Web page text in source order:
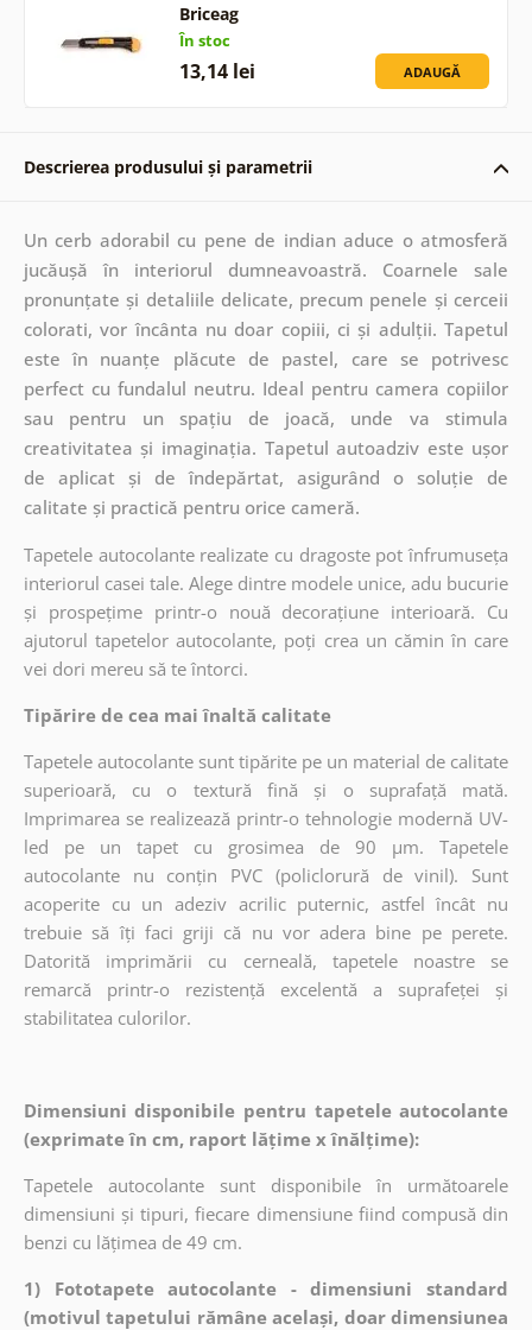
Briceag
În stoc
13,14 lei ADAUGĂ
Descrierea produsului și parametrii
Un cerb adorabil cu pene de indian aduce o atmosferă
jucăușă în interiorul dumneavoastră. Coarnele sale
pronunțate și detaliile delicate, precum penele și cerceii
colorati, vor încânta nu doar copiii, ci și adulții. Tapetul
este în nuanțe plăcute de pastel, care se potrivesc
perfect cu fundalul neutru. Ideal pentru camera copiilor
sau pentru un spațiu de joacă, unde va stimula
creativitatea și imaginația. Tapetul autoadziv este ușor
de aplicat și de îndepărtat, asigurând o soluție de
calitate și practică pentru orice cameră.
Tapetele autocolante realizate cu dragoste pot înfrumuseța
interiorul casei tale. Alege dintre modele unice, adu bucurie
și prospețime printr-o nouă decorațiune interioară. Cu
ajutorul tapetelor autocolante, poți crea un cămin în care
vei dori mereu să te întorci.
Tipărire de cea mai înaltă calitate
Tapetele autocolante sunt tipărite pe un material de calitate
superioară, cu o textură fină și o suprafață mată.
Imprimarea se realizează printr-o tehnologie modernă UV-
led pe un tapet cu grosimea de 90 µm. Tapetele
autocolante nu conțin PVC (policlorură de vinil). Sunt
acoperite cu un adeziv acrilic puternic, astfel încât nu
trebuie să îți faci griji că nu vor adera bine pe perete.
Datorită imprimării cu cerneală, tapetele noastre se
remarcă printr-o rezistență excelentă a suprafeței și
stabilitatea culorilor.
Dimensiuni disponibile pentru tapetele autocolante
(exprimate în cm, raport lățime x înălțime):
Tapetele autocolante sunt disponibile în următoarele
dimensiuni și tipuri, fiecare dimensiune fiind compusă din
benzi cu lățimea de 49 cm.
1) Fototapete autocolante - dimensiuni standard
(motivul tapetului rămâne același, doar dimensiunea